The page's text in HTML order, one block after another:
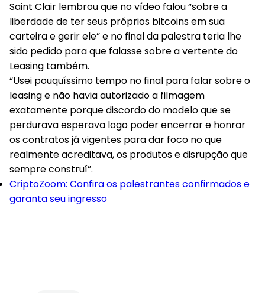
Saint Clair lembrou que no vídeo falou “sobre a
liberdade de ter seus próprios bitcoins em sua
carteira e gerir ele” e no final da palestra teria lhe
sido pedido para que falasse sobre a vertente do
Leasing também.
“Usei pouquíssimo tempo no final para falar sobre o
leasing e não havia autorizado a filmagem
exatamente porque discordo do modelo que se
perdurava esperava logo poder encerrar e honrar
os contratos já vigentes para dar foco no que
realmente acreditava, os produtos e disrupção que
sempre construí”.
CriptoZoom: Confira os palestrantes confirmados e
garanta seu ingresso